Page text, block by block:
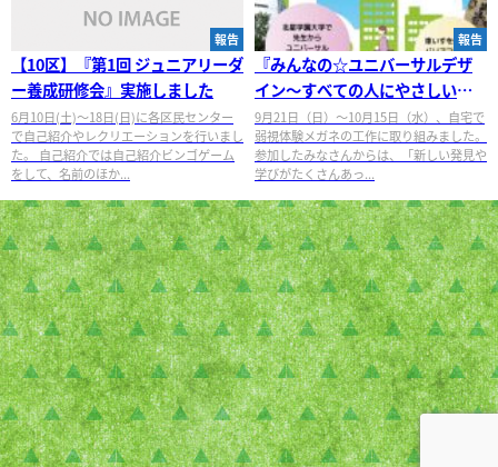
報告
【10区】『第1回 ジュニアリーダ
ー養成研修会』実施しました
6月10日(土)～18日(日)に各区民センター
で自己紹介やレクリエーションを行いまし
た。 自己紹介では自己紹介ビンゴゲーム
をして、名前のほか...
報告
『みんなの☆ユニバーサルデザ
イン～すべての人にやさしいデ
ザイン～③』を実施しました
9月21日（日）～10月15日（水）、自宅で
弱視体験メガネの工作に取り組みました。
参加したみなさんからは、「新しい発見や
学びがたくさんあっ...